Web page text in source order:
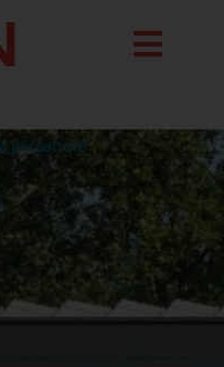
plissettate